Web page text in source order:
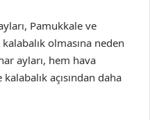
Pamukkale ve
olmasına neden
ayları, hem hava
açısından daha